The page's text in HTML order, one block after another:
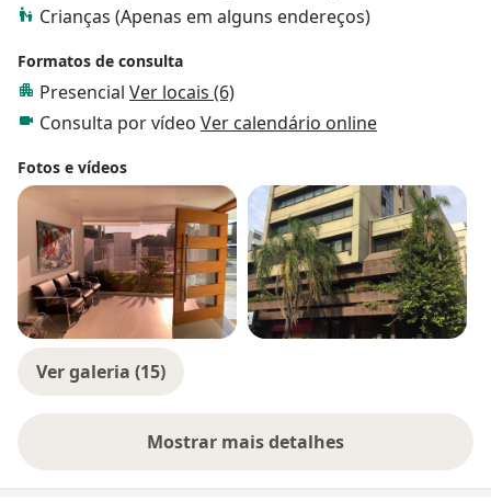
Crianças (Apenas em alguns endereços)
Formatos de consulta
Presencial Ver locais (6)
Consulta por vídeo Ver calendário online
Fotos e vídeos
Ver galeria (15)
Mostrar mais detalhes
sobre a experiência